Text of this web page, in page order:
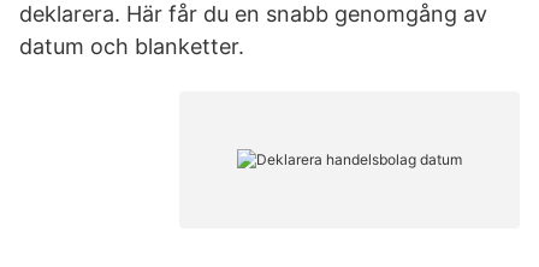
deklarera. Här får du en snabb genomgång av
datum och blanketter.